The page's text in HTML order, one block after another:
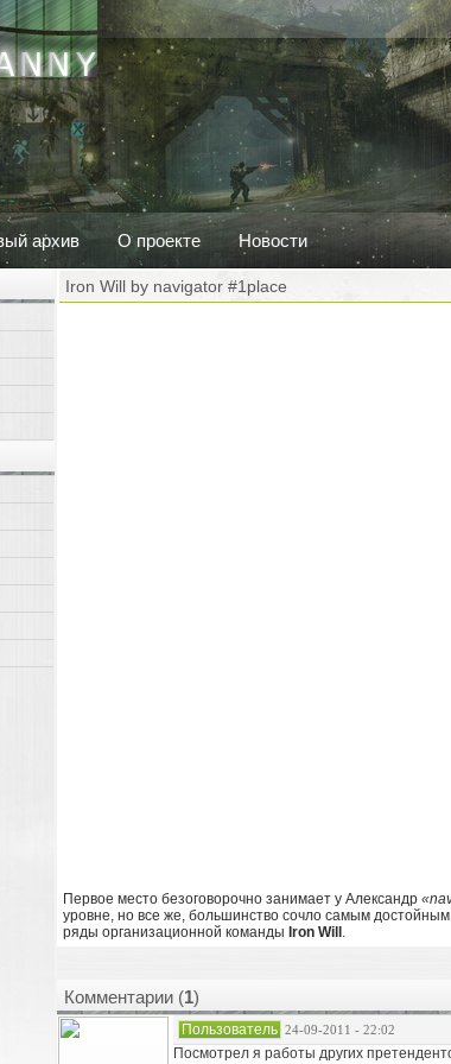
архив О проекте Новости
Iron Will by navigator #1place
Первое место безоговорочно занимает у Александр
уровне, но все же, большинство сочло самым
ряды организационной команды Iron Will .
Комментарии (1)
Пользователь 24-09-2011 - 22:02
Посмотрел я работы других